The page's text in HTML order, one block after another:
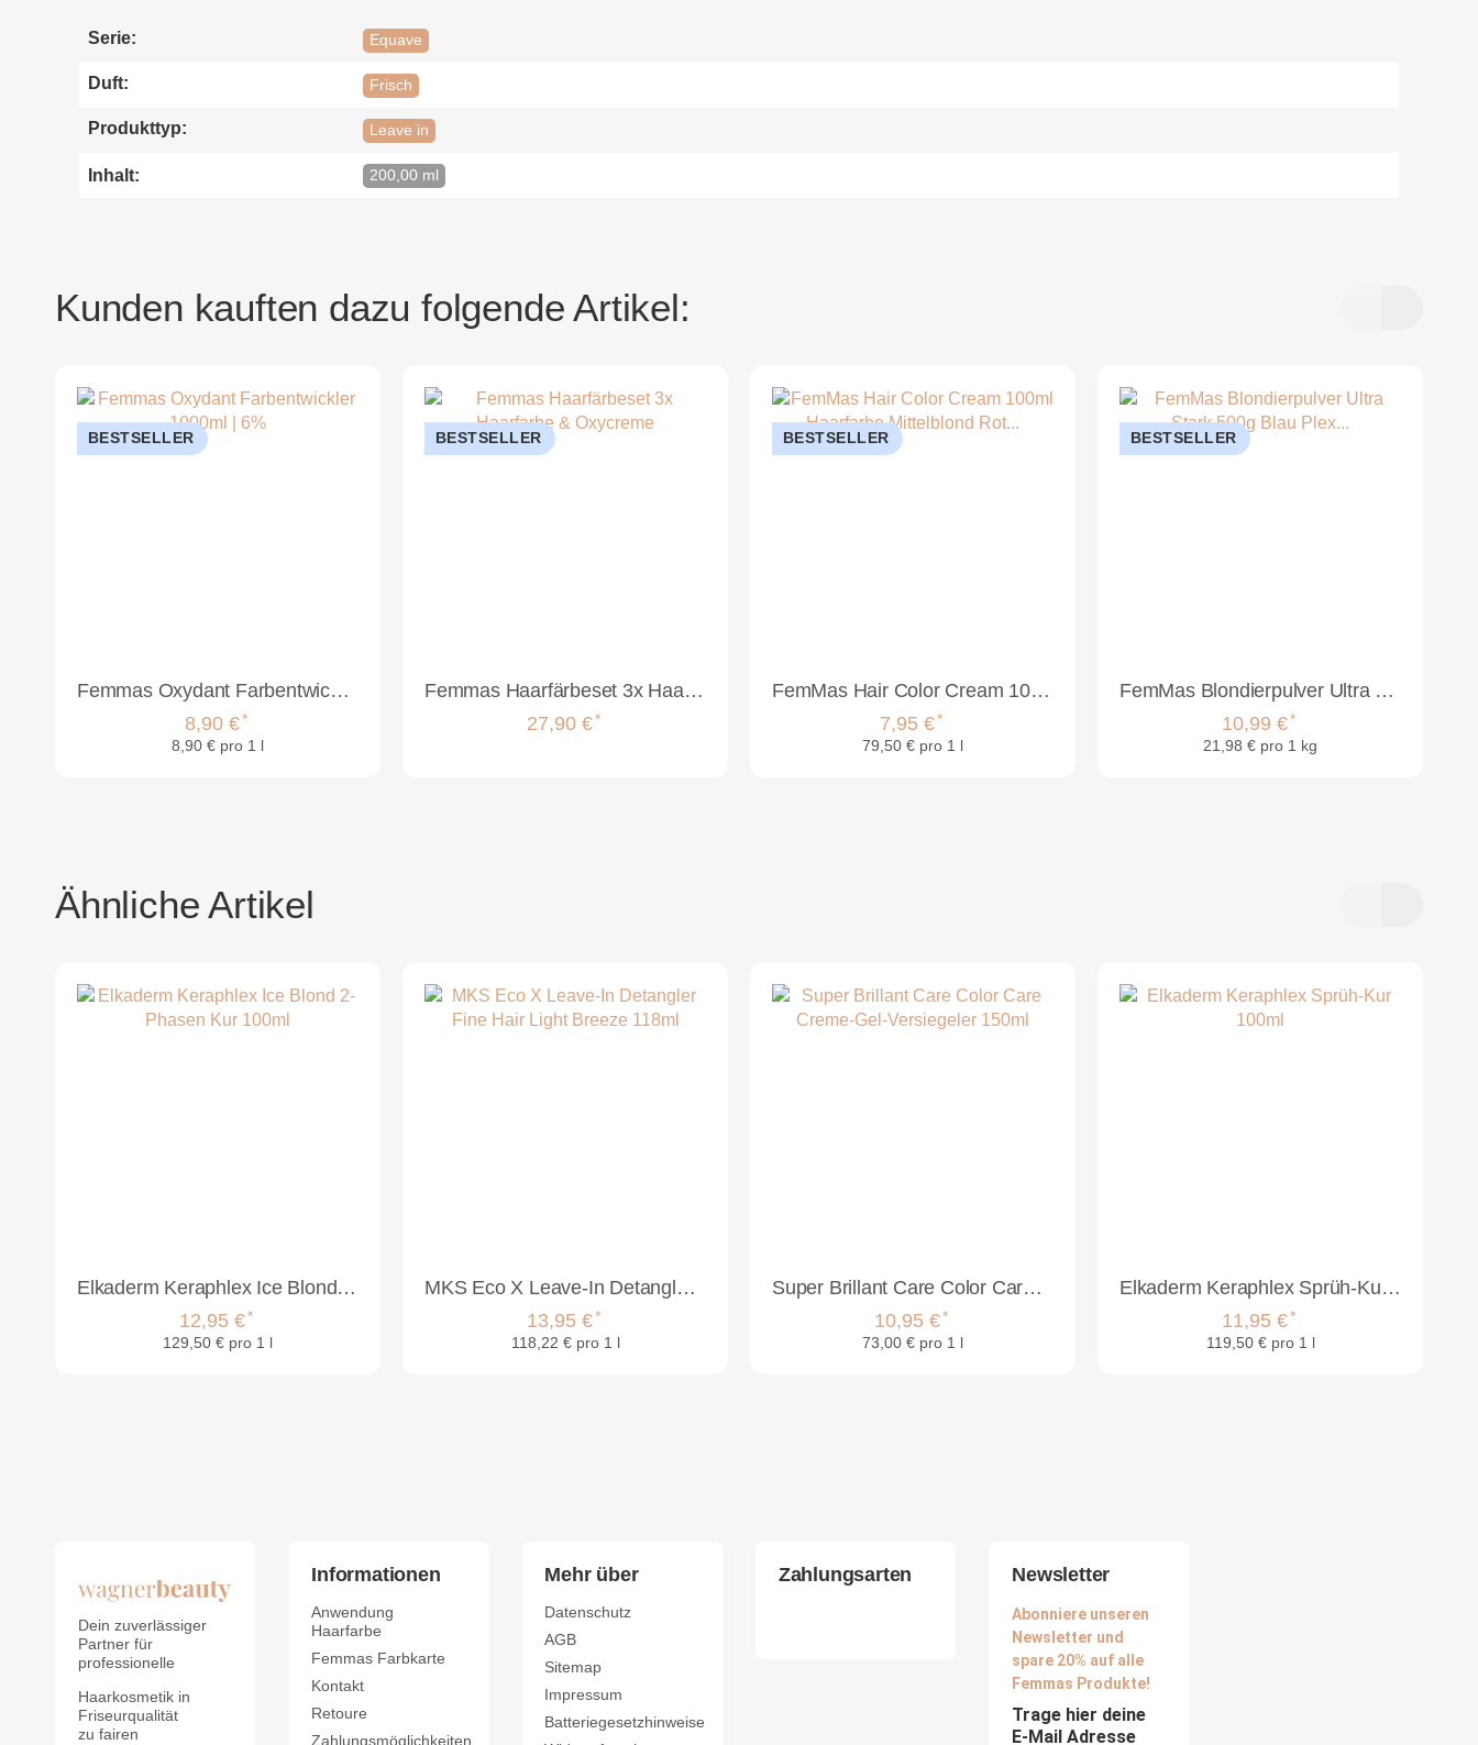
Serie: Equave
Duft: Frisch
Produkttyp: Leave in
Inhalt: 200,00 ml
Kunden kauften dazu folgende Artikel:
BESTSELLER
Femmas Oxydant Farbentwickler 1000ml | 6%
8,90 €*
8,90 € pro 1 l
BESTSELLER
Femmas Haarfärbeset 3x Haarfarbe & Oxycreme
27,90 €*
BESTSELLER
FemMas Hair Color Cream 100ml Haarfarbe Mittelblond Rot Intensiv 7.66
7,95 €*
79,50 € pro 1 l
BESTSELLER
FemMas Blondierpulver Ultra Stark 500g Blau Plex Technologie Arganöl
10,99 €*
21,98 € pro 1 kg
Ähnliche Artikel
Elkaderm Keraphlex Ice Blond 2-Phasen Kur 100ml
12,95 €*
129,50 € pro 1 l
MKS Eco X Leave-In Detangler Fine Hair Light Breeze 118ml
13,95 €*
118,22 € pro 1 l
Super Brillant Care Color Care Creme-Gel-Versiegeler 150ml
10,95 €*
73,00 € pro 1 l
Elkaderm Keraphlex Sprüh-Kur 100ml
11,95 €*
119,50 € pro 1 l
Dein zuverlässiger
Partner für
professionelle
Haarkosmetik in
Friseurqualität
zu fairen
Informationen
Anwendung
Haarfarbe
Femmas Farbkarte
Kontakt
Retoure
Zahlungsmöglichkeiten
Mehr über
Datenschutz
AGB
Sitemap
Impressum
Batteriegesetzhinweise
Zahlungsarten Newsletter
Abonniere unseren
Newsletter und
spare 20% auf alle
Femmas Produkte!
Trage hier deine
E-Mail Adresse